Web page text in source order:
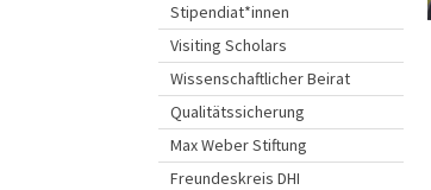
Stipendiat*innen
Visiting Scholars
Wissenschaftlicher Beirat
Qualitätssicherung
Max Weber Stiftung
Freundeskreis DHI